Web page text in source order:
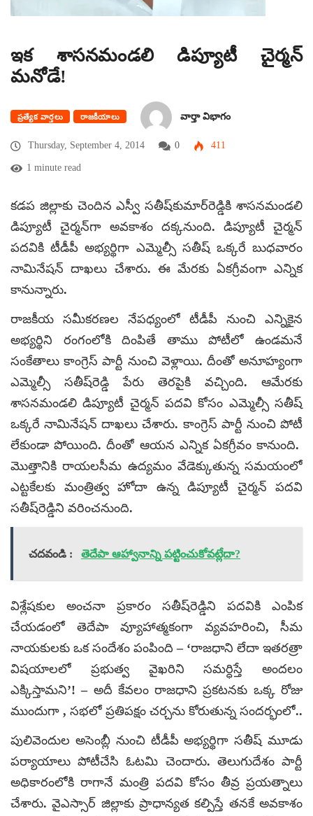
ఇక శాసనమండలి డిప్యూటీ చైర్మన్
మనోడే!
ప్రత్యేక వార్తలు రాజకీయాలు వార్తా విభాగం
Thursday, September 4, 2014 0 411
1 minute read
కడప జిల్లాకు చెందిన ఎస్వీ సతీష్‌కుమార్‌రెడ్డికి శాసనమండలి
డిప్యూటీ చైర్మన్‌గా అవకాశం దక్కనుంది. డిప్యూటీ చైర్మన్
పదవికి టీడీపీ అభ్యర్థిగా ఎమ్మెల్సీ సతీష్ ఒక్కరే బుధవారం
నామినేషన్ దాఖలు చేశారు. ఈ మేరకు ఏకగ్రీవంగా ఎన్నిక
కానున్నారు.
రాజకీయ సమీకరణల నేపధ్యంలో టీడీపీ నుంచి ఎన్నికైన
అభ్యర్థిని రంగంలోకి దింపితే తాము పోటీలో ఉండమనే
సంకేతాలు కాంగ్రెస్ పార్టీ నుంచి వెళ్లాయి. దీంతో అనూహ్యంగా
ఎమ్మెల్సీ సతీష్‌రెడ్డి పేరు తెరపైకి వచ్చింది. ఆమేరకు
శాసనమండలి డిప్యూటీ చైర్మన్ పదవి కోసం ఎమ్మెల్సీ సతీష్
ఒక్కరే నామినేషన్ దాఖలు చేశారు. కాంగ్రెస్ పార్టీ నుంచి పోటీ
లేకుండా పోయింది. దీంతో ఆయన ఎన్నిక ఏకగ్రీవం కానుంది.
మొత్తానికి రాయలసీమ ఉద్యమం వేడెక్కుతున్న సమయంలో
ఎట్టకేలకు మంత్రిత్వ హోదా ఉన్న డిప్యూటీ చైర్మన్ పదవి
సతీష్‌రెడ్డిని వరించనుంది.
చదవండి : తెదేపా ఆహ్వానాన్ని పట్టించుకోవట్లేదా?
విశ్లేషకుల అంచనా ప్రకారం సతీష్‌రెడ్డిని పదవికి ఎంపిక
చేయడంలో తెదేపా వ్యూహాత్మకంగా వ్యవహరించి, సీమ
నాయకులకు ఒక సందేశం పంపింది – ‘రాజధాని లేదా ఇతరత్రా
విషయాలలో ప్రభుత్వ వైఖరిని సమర్ధిస్తే అందలం
ఎక్కిస్తామని’! – అదీ కేవలం రాజధాని ప్రకటనకు ఒక్క రోజు
ముందుగా , సభలో ప్రతిపక్షం చర్చను కోరుతున్న సందర్భంలో..
పులివెందుల అసెంబ్లీ నుంచి టీడీపీ అభ్యర్థిగా సతీష్‌ మూడు
పర్యాయాలు పోటీచేసి ఓటమి చెందారు. తెలుగుదేశం పార్టీ
అధికారంలోకి రాగానే మంత్రి పదవి కోసం తీవ్ర ప్రయత్నాలు
చేశారు. వైఎస్సార్ జిల్లాకు ప్రాధాన్యత కల్పిస్తే తనకే అవకాశం